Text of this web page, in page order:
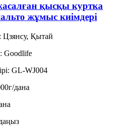
қысқы куртка
жұмыс киімдері
Қытай
Goodlife
GL-WJ004
дана